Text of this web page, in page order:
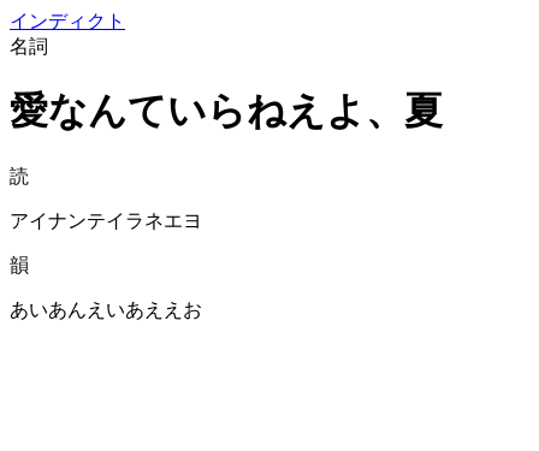
インディクト
名詞
愛なんていらねえよ、夏
読
アイナンテイラネエヨ
韻
あいあんえいあええお